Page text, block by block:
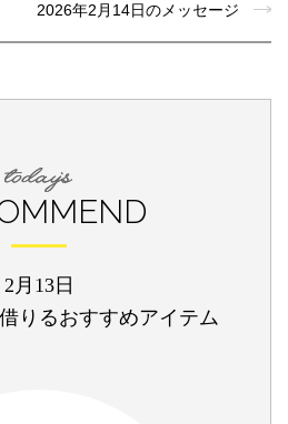
2026年2月14日のメッセージ
2月13日
りるおすすめアイテム